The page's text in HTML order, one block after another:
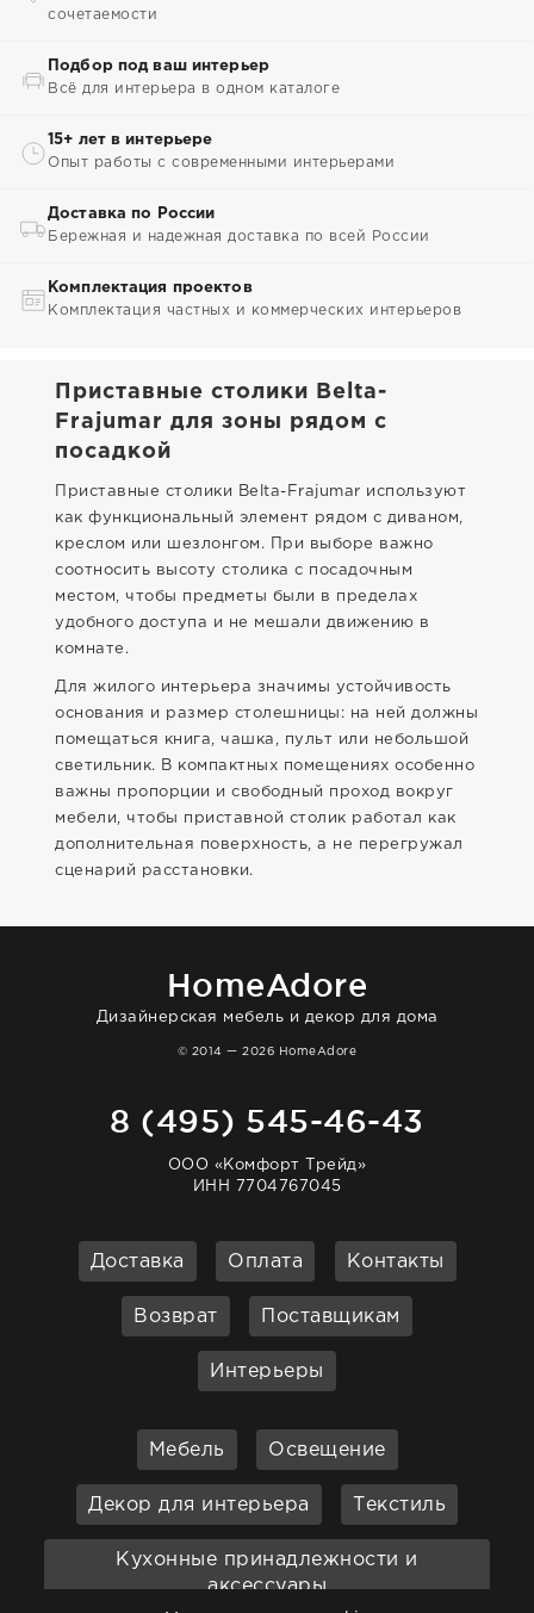
сочетаемости
Подбор под ваш интерьер
Всё для интерьера в одном каталоге
15+ лет в интерьере
Опыт работы с современными интерьерами
Доставка по России
Бережная и надежная доставка по всей России
Комплектация проектов
Комплектация частных и коммерческих интерьеров
Приставные столики Belta-
Frajumar для зоны рядом с
посадкой
Приставные столики Belta-Frajumar используют
как функциональный элемент рядом с диваном,
креслом или шезлонгом. При выборе важно
соотносить высоту столика с посадочным
местом, чтобы предметы были в пределах
удобного доступа и не мешали движению в
комнате.
Для жилого интерьера значимы устойчивость
основания и размер столешницы: на ней должны
помещаться книга, чашка, пульт или небольшой
светильник. В компактных помещениях особенно
важны пропорции и свободный проход вокруг
мебели, чтобы приставной столик работал как
дополнительная поверхность, а не перегружал
сценарий расстановки.
HomeAdore
Дизайнерская мебель и декор для дома
© 2014 — 2026 HomeAdore
8 (495) 545-46-43
ООО «Комфорт Трейд»
ИНН 7704767045
Доставка Оплата Контакты
Возврат Поставщикам
Интерьеры
Мебель Освещение
Декор для интерьера Текстиль
Кухонные принадлежности и
аксессуары